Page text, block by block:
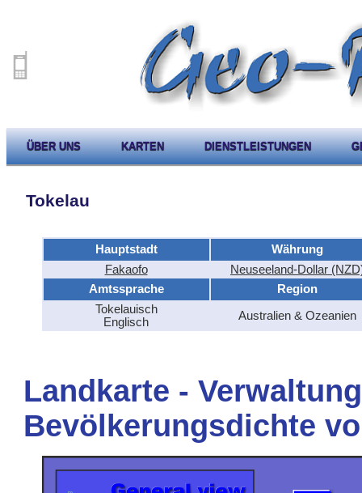
ÜBER UNS KARTEN DIENSTLEISTUNGEN
Tokelau
Hauptstadt
Währung
Fakaofo
Neuseeland-Dollar
Amtssprache
Region
Tokelauisch
Englisch
Australien & Ozeanien
Landkarte -
Bevölkerungsdichte